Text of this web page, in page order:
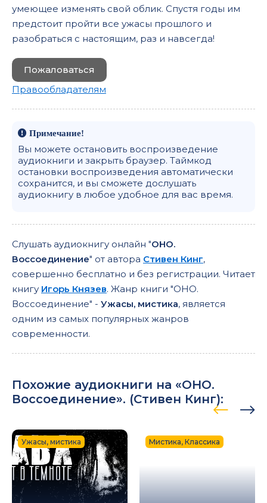
03_12_07_Tri nezvanyh gostya
03_12_08_Tri nezvanyh gostya
03_13_01_Derri- Tretya interlyudiya
04_13_01_Apokalipticheskaya bitva kamney
04_13_02_Apokalipticheskaya bitva kamney
04_13_03_Apokalipticheskaya bitva kamney
04_13_04_Apokalipticheskaya bitva kamney
04_13_05_Apokalipticheskaya bitva kamney
04_13_06_Apokalipticheskaya bitva kamney
04_13_09_Apokalipticheskaya bitva kamney
04_14_01_Albom
04_14_03_Albom
04_14_04_Albom
04_14_06_Albom
04_15_01_Dymovaya yama
04_15_03_Dymovaya yama
04_15_04_Dymovaya yama
04_15_05_Dymovaya yama
умеющее изменять свой облик. Спустя годы им
предстоит пройти все ужасы прошлого и
разобраться с настоящим, раз и навсегда!
Пожаловаться
Правообладателям
Примечание!
Вы можете остановить воспроизведение
аудиокниги и закрыть браузер. Таймкод
остановки воспроизведения автоматически
сохранится, и вы сможете дослушать
аудиокнигу в любое удобное для вас время.
Слушать аудиокнигу онлайн "ОНО.
Воссоединение" от автора Стивен Кинг,
совершенно бесплатно и без регистрации. Читает
книгу Игорь Князев. Жанр книги "ОНО.
Воссоединение" - Ужасы, мистика, является
одним из самых популярных жанров
современности.
Похожие аудиокниги на «ОНО.
Воссоединение». (Стивен Кинг):
Ужасы, мистика Мистика, Классика